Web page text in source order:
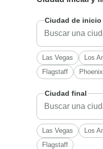
Ciudad de inicio
Las Vegas Los
Flagstaff
Phoenix
Ciudad final
Las Vegas Los
Flagstaff